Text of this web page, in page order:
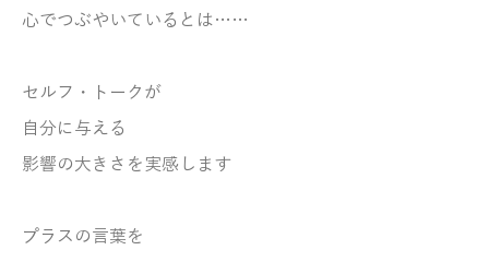
心でつぶやいているとは……
セルフ・トークが
自分に与える
影響の大きさを実感します
プラスの言葉を